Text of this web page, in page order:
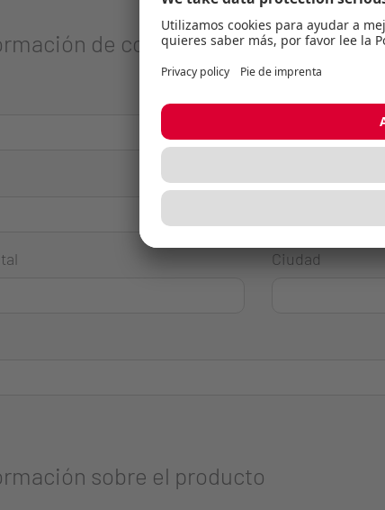
de contacto
Ciudad
sobre el producto